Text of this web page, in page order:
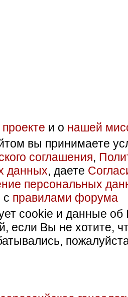
проекте и о нашей
вы принимаете
соглашения,
данных, даете
персональных
с правилами форума
cookie и данные об
если Вы не хотите,